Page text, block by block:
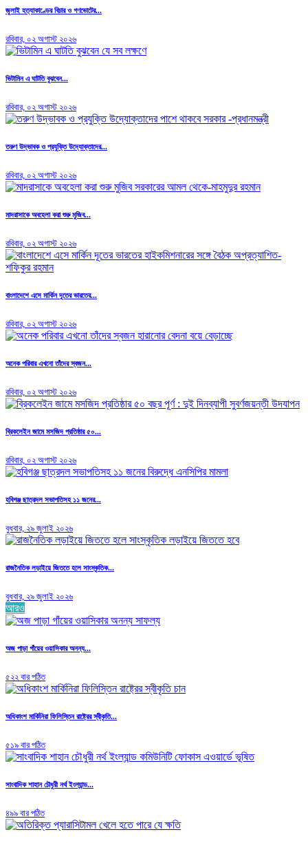
জুলাই হত্যাকাণ্ডের বিচার ও গণভোটের...
রবিবার, ০২ অগাস্ট ২০২৬
ভিটামিন এ ঘাটতি বুঝবেন...
রবিবার, ০২ অগাস্ট ২০২৬
তরুণ উদ্ভাবক ও প্রযুক্তি উদ্যোক্তাদের...
রবিবার, ০২ অগাস্ট ২০২৬
মাদরাসাকে অবহেলা করা শুরু মুজিব...
রবিবার, ০২ অগাস্ট ২০২৬
বাংলাদেশে এসে মার্কিন দূতের ভারতের...
রবিবার, ০২ অগাস্ট ২০২৬
অনেক পরিবার এখনো তাঁদের স্বজন...
রবিবার, ০২ অগাস্ট ২০২৬
ব্রিকলেইন জামে মসজিদ প্রতিষ্ঠার ৫০...
রবিবার, ০২ অগাস্ট ২০২৬
হবিগঞ্জ ছাত্রদল সভাপতিসহ ১১ জনের...
বুধবার, ২৯ জুলাই ২০২৬
রাজনৈতিক লড়াইয়ে জিততে হলে সাংস্কৃতিক...
বুধবার, ২৯ জুলাই ২০২৬
আরও
অজ পাড়া গাঁয়ের ওয়াসিকার অনন্য...
৫২২ বার পঠিত
অধিকাংশ মার্কিনিরা ফিলিস্তিন রাষ্ট্রের স্বীকৃতি...
৫১৯ বার পঠিত
সাংবাদিক শাহান চৌধুরী নর্থ ইংল্যান্ড...
৪৯৯ বার পঠিত